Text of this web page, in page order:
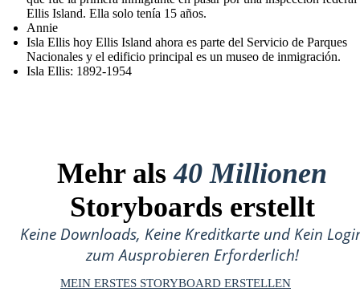
Ellis Island. Ella solo tenía 15 años.
Annie
Isla Ellis hoy Ellis Island ahora es parte del Servicio de Parques
Nacionales y el edificio principal es un museo de inmigración.
Isla Ellis: 1892-1954
Mehr als40 Millionen
Storyboards erstellt
Keine Downloads, Keine Kreditkarte und Kein
zum Ausprobieren Erforderlich!
MEIN ERSTES STORYBOARD ERSTELLEN